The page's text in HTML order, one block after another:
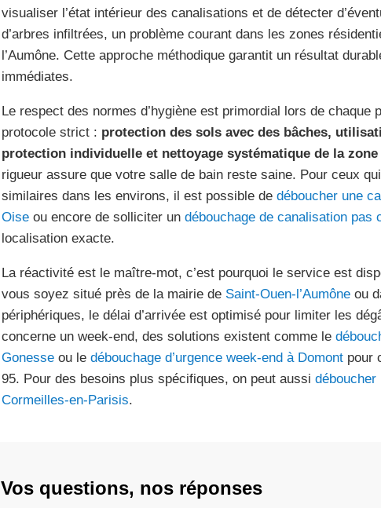
visualiser l’état intérieur des canalisations et de détecter
d’arbres infiltrées, un problème courant dans les zones
l’Aumône. Cette approche méthodique garantit un résultat
immédiates.
Le respect des normes d’hygiène est primordial lors de chaque
protocole strict : protection des sols avec des bâches,
protection individuelle et nettoyage systématique de la zone
rigueur assure que votre salle de bain reste saine. Pour ceux
similaires dans les environs, il est possible de déboucher une
Oiseou encore de solliciter un débouchage de canalisation pas
localisation exacte.
La réactivité est le maître-mot, c’est pourquoi le service est
vous soyez situé près de la mairie de Saint-Ouen-l’Aumôneou
périphériques, le délai d’arrivée est optimisé pour limiter les
concerne un week-end, des solutions existent comme le
Gonesseou le débouchage d’urgence week-end à Domontpour
95. Pour des besoins plus spécifiques, on peut aussi déboucher
Cormeilles-en-Parisis.
Vos questions, nos réponses